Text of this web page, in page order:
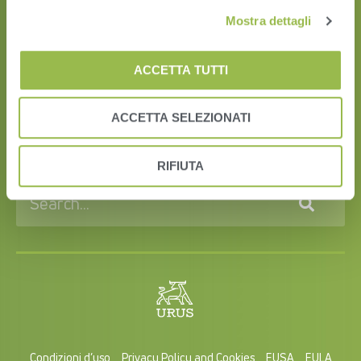
Mostra dettagli
ACCETTA TUTTI
ACCETTA SELEZIONATI
RIFIUTA
HERD
VAS PULSE Platform
DairyComp
Condizioni d’uso Privacy Policy and Cookies EUSA EULA